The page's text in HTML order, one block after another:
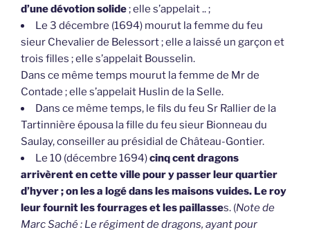
d’une dévotion solide; elle s’appelait .. ;
Le 3 décembre (1694) mourut la femme du feu
sieur Chevalier de Belessort ; elle a laissé un garçon et
trois filles ; elle s’appelait Bousselin.
Dans ce même temps mourut la femme de Mr de
Contade ; elle s’appelait Huslin de la Selle.
Dans ce même temps, le fils du feu Sr Rallier de la
Tartinnière épousa la fille du feu sieur Bionneau du
Saulay, conseiller au présidial de Château-Gontier.
Le 10 (décembre 1694)cinq cent dragons
arrivèrent en cette ville pour y passer leur quartier
d’hyver ; on les a logé dans les maisons vuides. Le roy
leur fournit les fourrages et les paillasses. (Note de
Marc Saché : Le régiment de dragons, ayant pour